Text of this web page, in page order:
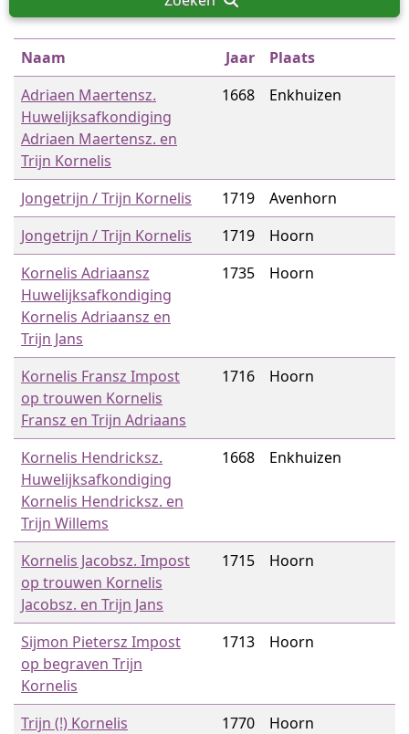
Naam Jaar
Plaats
Adriaen Maertensz.
Huwelijksafkondiging
Adriaen Maertensz. en
Trijn Kornelis
1668 Enkhuizen
Jongetrijn / Trijn Kornelis 1719
Avenhorn
Jongetrijn / Trijn Kornelis
1719
Hoorn
Kornelis Adriaansz
Huwelijksafkondiging
Kornelis Adriaansz en
Trijn Jans
1735 Hoorn
Kornelis Fransz Impost
op trouwen Kornelis
Fransz en Trijn Adriaans
1716 Hoorn
Kornelis Hendricksz.
Huwelijksafkondiging
Kornelis Hendricksz. en
Trijn Willems
1668 Enkhuizen
Kornelis Jacobsz. Impost
op trouwen Kornelis
Jacobsz. en Trijn Jans
1715 Hoorn
Sijmon Pietersz Impost
op begraven Trijn
Kornelis
1713 Hoorn
Trijn (!) Kornelis 1770
Hoorn